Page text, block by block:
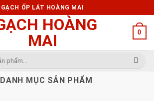
GẠCH ỐP LÁT HOÀNG MAI
0
DANH MỤC SẢN PHẨM